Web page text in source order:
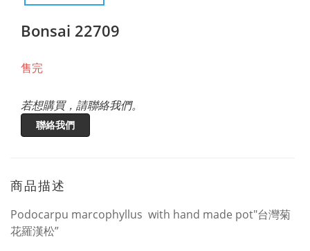
Bonsai 22709
售完
若想購買，請聯絡我們。
聯絡我們
商品描述
Podocarpu marcophyllus with hand made pot"台灣菊
花羅漢松”